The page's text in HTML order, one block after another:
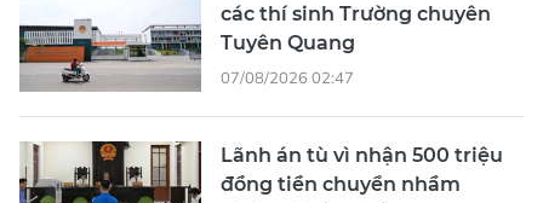
các thí sinh Trường chuyên
Tuyên Quang
07/08/2026 02:47
Lãnh án tù vì nhận 500 triệu
đồng tiền chuyển nhầm